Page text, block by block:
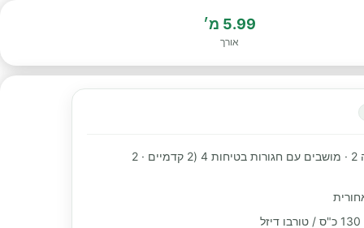
5.99 מ׳
אורך
מקומות שינה 2 · מושבים עם חגורות בטיחות 4 (2 קדמיים · 2